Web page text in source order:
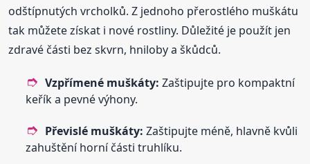
odštípnutých vrcholků. Z jednoho přerostlého muškátu
tak můžete získat i nové rostliny. Důležité je použít jen
zdravé části bez skvrn, hniloby a škůdců.
Vzpřímené muškáty: Zaštipujte pro kompaktní
keřík a pevné výhony.
Převislé muškáty: Zaštipujte méně, hlavně kvůli
zahuštění horní části truhlíku.